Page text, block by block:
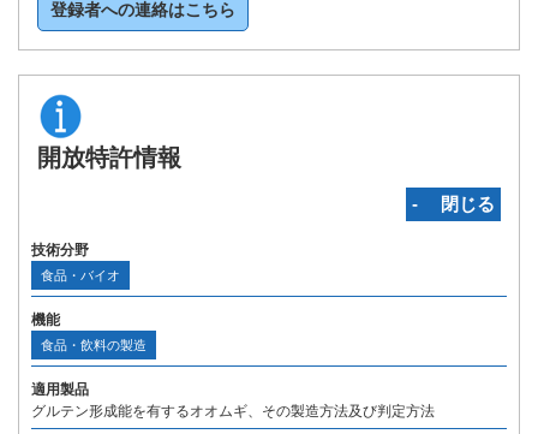
登録者への連絡はこちら
開放特許情報
‐ 閉じる
技術分野
食品・バイオ
機能
食品・飲料の製造
適用製品
グルテン形成能を有するオオムギ、その製造方法及び判定方法